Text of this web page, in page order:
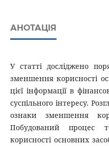
АНОТАЦІЯ
У статті досліджено
зменшення корисності
цієї інформації в
суспільного інтересу.
ознаки зменшення
Побудований процес
корисності основних